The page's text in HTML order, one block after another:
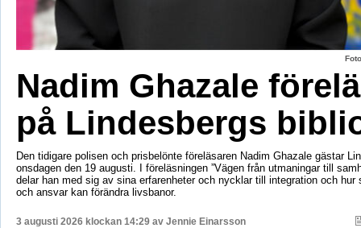
Nadim Ghazale
på Lindesbergs
Den tidigare polisen och prisbelönte föreläsaren Nadim Ghazale gästar
onsdagen den 19 augusti. I föreläsningen ”Vägen från utmaningar till
delar han med sig av sina erfarenheter och nycklar till integration och hur
och ansvar kan förändra livsbanor.
3 augusti 2026 klockan 14:29 av Jennie Einarsson